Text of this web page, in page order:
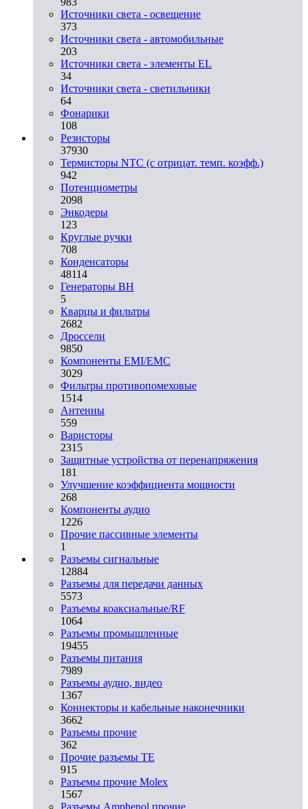
Источники света - освещение
373
Источники света - автомобильные
203
Источники света - элементы EL
34
Источники света - светильники
64
Фонарики
108
Резисторы
37930
Термисторы NTC (с отрицат. темп. коэфф.)
942
Потенциометры
2098
Энкодеры
123
Круглые ручки
708
Конденсаторы
48114
Генераторы ВН
5
Кварцы и фильтры
2682
Дроссели
9850
Компоненты EMI/EMC
3029
Фильтры противопомеховые
1514
Антенны
559
Варисторы
2315
Защитные устройства от перенапряжения
181
Улучшение коэффициента мощности
268
Компоненты аудио
1226
Прочие пассивные элементы
1
Разъeмы сигнальные
12884
Разъeмы для передачи данных
5573
Разъeмы коаксиальные/RF
1064
Разъeмы промышленные
19455
Разъeмы питания
7989
Разъeмы аудио, видео
1367
Коннекторы и кабельные наконечники
3662
Разъeмы прочие
362
Прочие разъемы TE
915
Разъемы прочие Molex
1567
Разъемы Amphenol прочие